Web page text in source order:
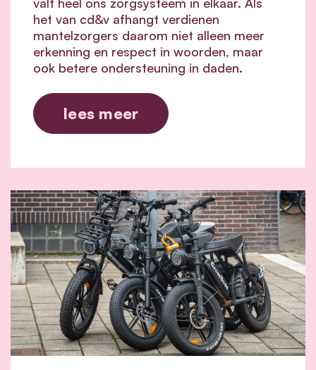
het van cd&v afhangt verdienen
mantelzorgers daarom niet alleen meer
erkenning en respect in woorden, maar
ook betere ondersteuning in daden.
lees meer